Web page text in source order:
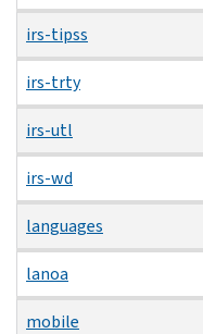
irs-tipss
irs-trty
irs-utl
irs-wd
languages
lanoa
mobile